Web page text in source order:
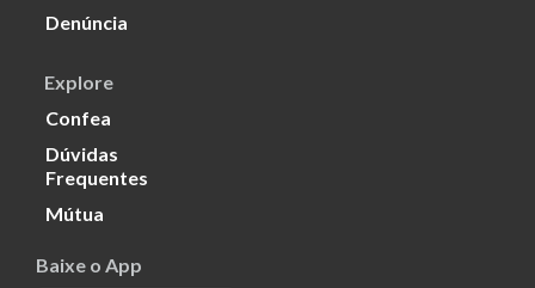
Denúncia
Explore
Confea
Dúvidas
Frequentes
Mútua
Baixe o App